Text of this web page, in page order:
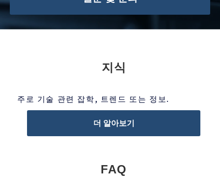
지식
주로 기술 관련 잡학, 트렌드 또는 정보.
더 알아보기
FAQ